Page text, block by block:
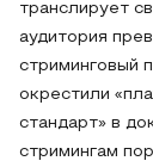
транслирует
аудитория
стриминговый
окрестили
стандарт» в
стримингам